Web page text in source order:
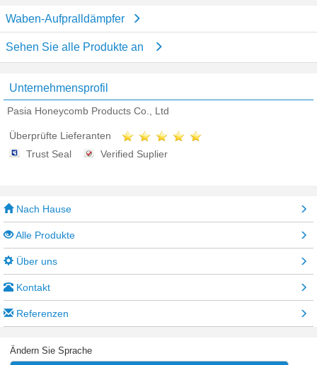
Waben-Aufpralldämpfer
Sehen Sie alle Produkte an
Unternehmensprofil
Pasia Honeycomb Products Co., Ltd
Überprüfte Lieferanten
Trust Seal
Verified Suplier
Nach Hause
Alle Produkte
Über uns
Kontakt
Referenzen
Ändern Sie Sprache